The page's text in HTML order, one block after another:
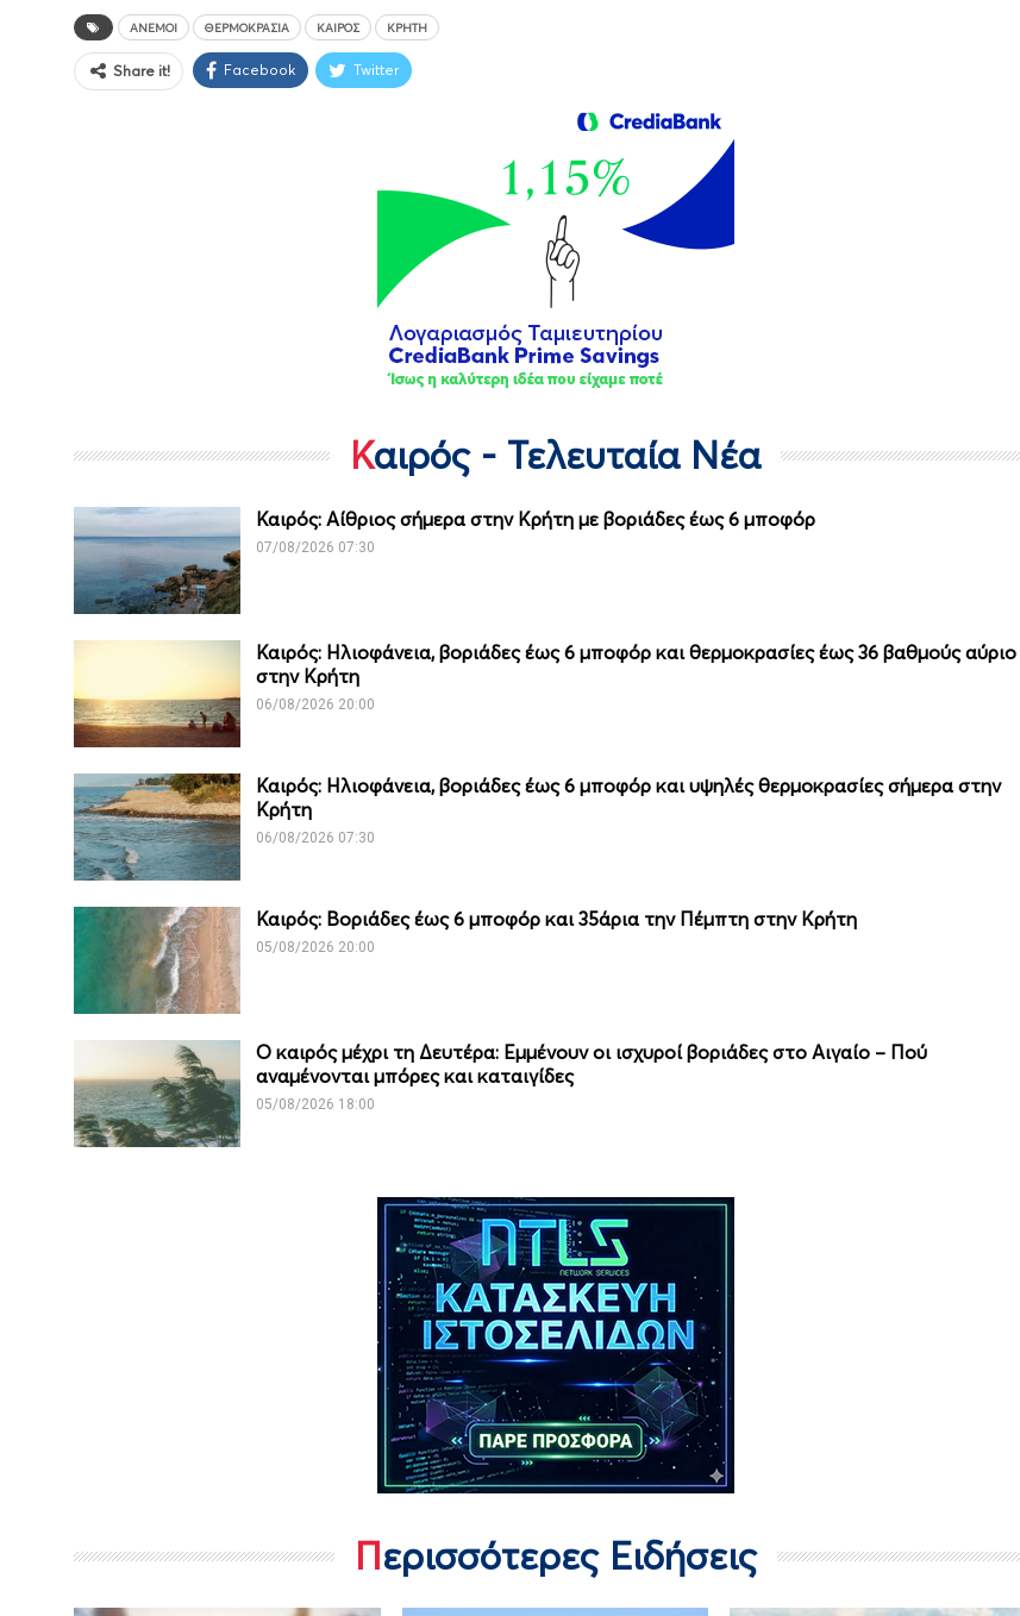
ΆΝΕΜΟΙ ΘΕΡΜΟΚΡΑΣΊΑ ΚΑΙΡΌΣ ΚΡΉΤΗ
Share it! Facebook Twitter
Καιρός - Τελευταία Νέα
Καιρός: Αίθριος σήμερα στην Κρήτη με βοριάδες έως 6 μποφόρ
07/08/2026 07:30
Καιρός: Ηλιοφάνεια, βοριάδες έως 6 μποφόρ και θερμοκρασίες έως 36 βαθμούς αύριο
στην Κρήτη
06/08/2026 20:00
Καιρός: Ηλιοφάνεια, βοριάδες έως 6 μποφόρ και υψηλές θερμοκρασίες σήμερα στην
Κρήτη
06/08/2026 07:30
Καιρός: Βοριάδες έως 6 μποφόρ και 35άρια την Πέμπτη στην Κρήτη
05/08/2026 20:00
Ο καιρός μέχρι τη Δευτέρα: Εμμένουν οι ισχυροί βοριάδες στο Αιγαίο – Πού
αναμένονται μπόρες και καταιγίδες
05/08/2026 18:00
Περισσότερες Ειδήσεις